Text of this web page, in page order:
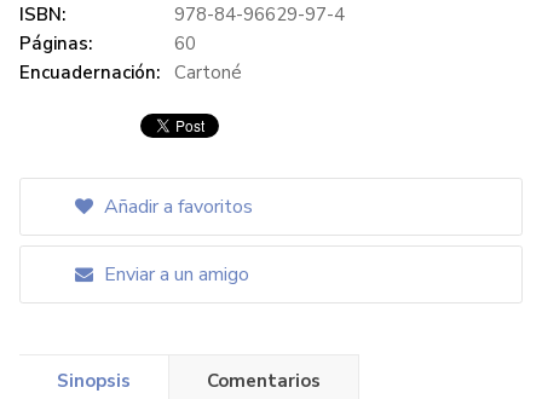
ISBN:
978-84-96629-97-4
Páginas:
60
Encuadernación: Cartoné
Añadir a favoritos
Enviar a un amigo
Sinopsis Comentarios